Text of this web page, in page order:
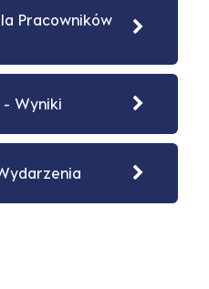
Pracowników
- Wyniki